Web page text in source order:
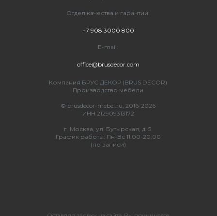
Компания БРУС ДЕКОР (BRUS DECOR)
Производство мебели
© brusdecor-mebel.ru, 2016-2026
ИНН 212909313172
г. Москва, ул. Бутырская, д. 5.
График работы: Пн-Вс 11:00-20:00
(по записи)
Отдел качества и гарантии:
+7 908 3000 800
E-mail:
office@brusdecor.com